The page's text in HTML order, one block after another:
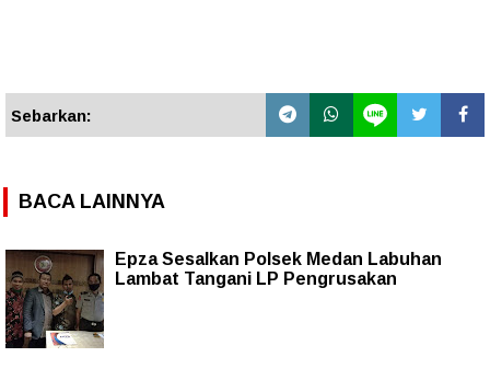
Sebarkan:
BACA LAINNYA
Epza Sesalkan Polsek Medan Labuhan
Lambat Tangani LP Pengrusakan